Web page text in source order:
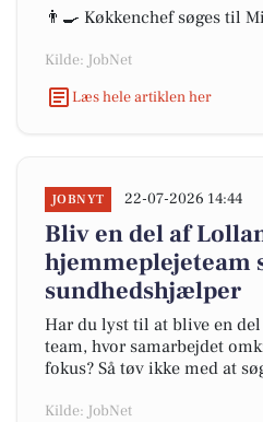
👨🍳 Køkkenchef søges til
Kilde: JobNet
Læs hele artiklen her
JOBNYT 22-07-2026 14:44
Bliv en del af
hjemmeplejeteam
sundhedshjælper
Har du lyst til at blive en
team, hvor samarbejdet
fokus? Så tøv ikke med at
Kilde: JobNet